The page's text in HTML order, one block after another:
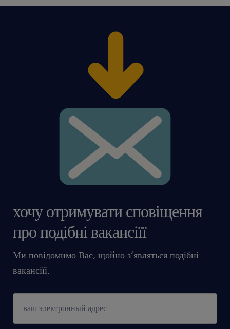
хочу отримувати сповіщення
про подібні вакансіїї
Ми повідомимо Вас, щойно з’являться подібні
вакансіїї.